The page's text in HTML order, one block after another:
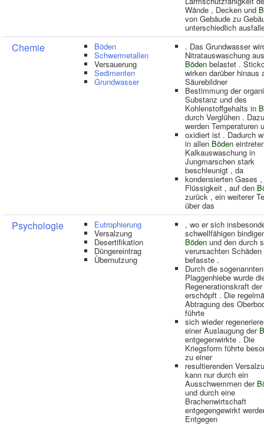
Wände , Decken und
von Gebäude zu
unterschiedlich
Chemie Böden
Schwermetallen
Versauerung
Sedimenten
Grundwasser
. Das Grundwasser
Nitratauswaschung
Böden belastet .
wirken darüber hinaus
Säurebildner
Bestimmung der
Substanz und des
Kohlenstoffgehalts in
durch Verglühen . Dazu
werden Temperaturen
oxidiert ist . Dadurch
in allen Böden
Kalkauswaschung in
Jungmarschen stark
beschleunigt , da
kondensierten Gases ,
Flüssigkeit , auf den
zurück , ein weiterer
über das
Psychologie Eutrophierung
Versalzung
Desertifikation
Düngereintrag
Übernutzung
, wo er sich
schwellfähigen
Böden und den durch
verursachten Schäden
befasste .
Durch die sogenannten
Plaggenhiebe wurde
Regenerationskraft der
erschöpft . Die
Abtragung des
führte
sich wieder
einer Auslaugung der
entgegenwirkte . Die
Kriegsform führte
zu einer
resultierenden
kann nur durch ein
Ausschwemmen der
und durch eine
Brachenwirtschaft
entgegengewirkt
Entgegen